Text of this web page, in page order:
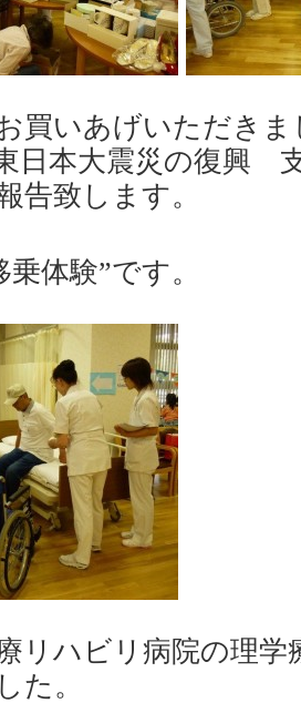
買いあげいただきま
日本大震災の復興
告致します。
体験”です。
リハビリ病院の理
た。